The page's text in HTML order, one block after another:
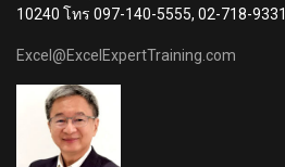
10240 โทร 097-140-5555, 02-718-9331
Excel@ExcelExpertTraining.com